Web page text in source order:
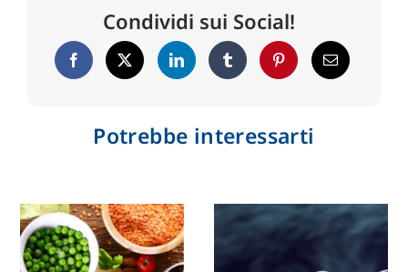
Condividi sui Social!
Potrebbe interessarti